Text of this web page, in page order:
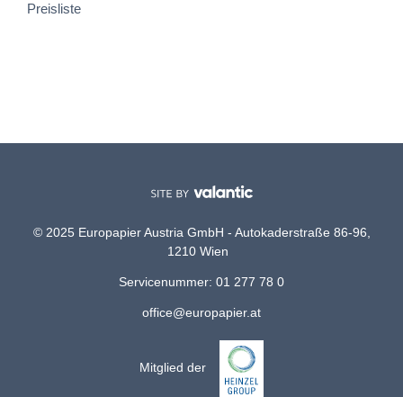
Preisliste
© 2025 Europapier Austria GmbH - Autokaderstraße 86-96,
1210 Wien
Servicenummer: 01 277 78 0
office@europapier.at
Mitglied der